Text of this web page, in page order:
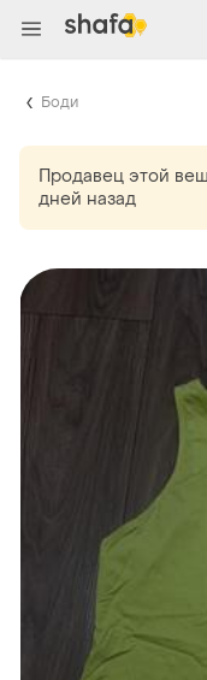
Боди
Продавец этой
дней назад